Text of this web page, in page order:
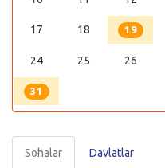
17 18 19
24 25 26
31
Sohalar Davlatlar